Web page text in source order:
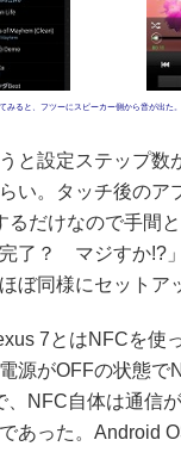
みると、フツーにスピーカー側から音が出た
と設定ステップ数
い。タッチ後のア
るだけなので手間
了？ マジすか!?
ぼ同様にセットア
7とはNFCを使
源がOFFの状態
、NFC自体は通信
あった。Android